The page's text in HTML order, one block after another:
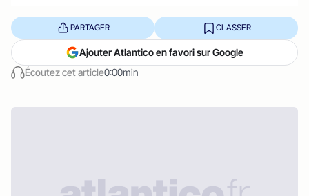
Écoutez cet article0:00min
PARTAGER CLASSER
Ajouter Atlantico en favori sur Google